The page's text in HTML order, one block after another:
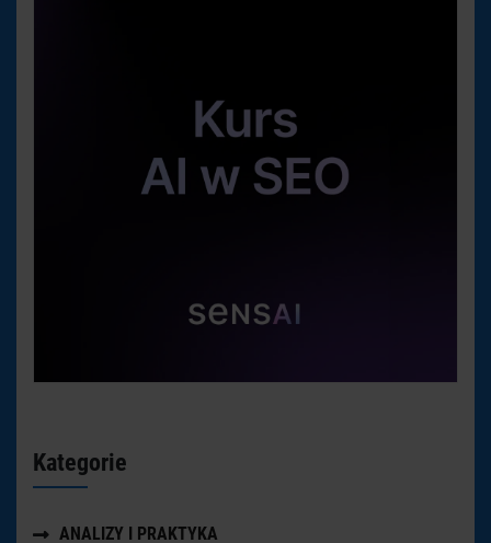
Kategorie
ANALIZY I PRAKTYKA